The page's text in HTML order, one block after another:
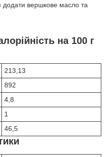
вершкове масло та
на 100 г
213,13
892
4,8
1
46,5